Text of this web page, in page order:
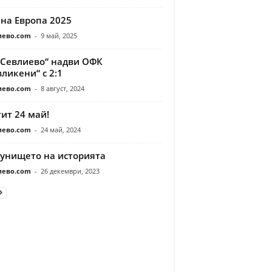
на Европа 2025
- 9 май, 2025
Европа 2025
- 9 май, 2025
надви ОФК
с 2:1
- 8 август, 2024
24 май!
- 24 май, 2024
на историята
- 26 декември, 2023